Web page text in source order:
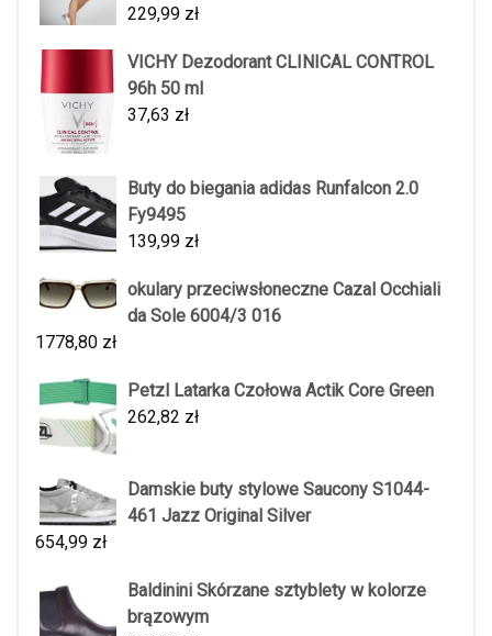
229,99 zł
VICHY Dezodorant CLINICAL CONTROL
96h 50 ml
37,63 zł
Buty do biegania adidas Runfalcon 2.0
Fy9495
139,99 zł
okulary przeciwsłoneczne Cazal Occhiali
da Sole 6004/3 016
1778,80 zł
Petzl Latarka Czołowa Actik Core Green
262,82 zł
Damskie buty stylowe Saucony S1044-
461 Jazz Original Silver
654,99 zł
Baldinini Skórzane sztyblety w kolorze
brązowym